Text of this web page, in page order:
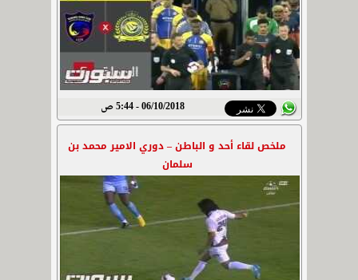
06/10/2018 - 5:44 ص
ملخص لقاء أحد و الباطن – دوري الامير محمد بن
سلمان